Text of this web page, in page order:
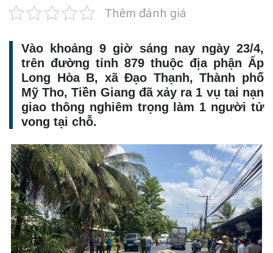
Thêm đánh giá
Vào khoảng 9 giờ sáng nay ngày 23/4,
trên đường tỉnh 879 thuộc địa phận Ấp
Long Hòa B, xã Đạo Thạnh, Thành phố
Mỹ Tho, Tiền Giang đã xảy ra 1 vụ tai nạn
giao thông nghiêm trọng làm 1 người tử
vong tại chỗ.